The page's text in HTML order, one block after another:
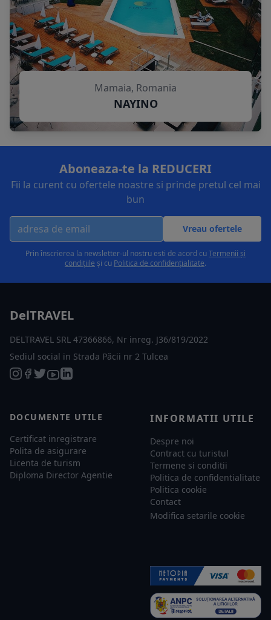
Mamaia, Romania
NAYINO
Aboneaza-te la REDUCERI
Fii la curent cu ofertele noastre si prinde pretul cel mai
bun
Vreau ofertele
Prin înscrierea la newsletter-ul nostru esti de acord cuTermenii și
condițiile și cu Politica de confidențialitate.
DelTRAVEL
DELTRAVEL SRL 47366866, Nr inreg. J36/819/2022
Sediul social in Strada Păcii nr 2 Tulcea
DOCUMENTE UTILE
Certificat inregistrare
Polita de asigurare
Licenta de turism
Diploma Director Agentie
INFORMATII UTILE
Despre noi
Contract cu turistul
Termene si conditii
Politica de confidentialitate
Politica cookie
Contact
Modifica setarile cookie